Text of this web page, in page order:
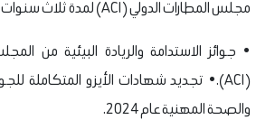
مجلس المطارات الدولي (ACI) لمدة ثلاث سنوات عام 2023.
• جوائز الاستدامة والريادة البيئية من
(ACI).
• تجديد شهادات الأيزو المتكاملة
والصحة المهنية عام 2024.